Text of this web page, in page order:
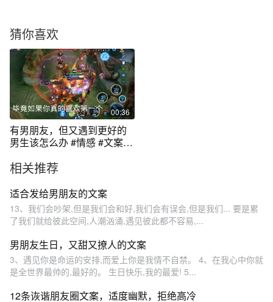
猜你喜欢
00:36
有男朋友，但又遇到更好的
男生该怎么办 #情感 #文案#
相关推荐
适合发给男朋友的文案
13、我们会吵架,但是我们会和好,我们会有误会,但是我们... 要是累
了我们就给彼此空间,人潮汹涌,遇见彼此都不容易,...
男朋友生日，又甜又撩人的文案
3、遇见你是命运的安排,而爱上你是我情不自禁。 4、在我心中你就
是全世界最帅的,最好的。 生日快乐,我的最爱! 5...
12条诙谐朋友圈文案，适度幽默，拒绝高冷